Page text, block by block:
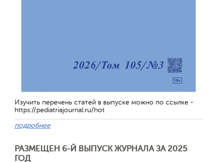
Изучить перечень статей в выпуске можно по ссылке -
https://pediatriajournal.ru/hot
подробнее
РАЗМЕЩЕН 6-Й ВЫПУСК ЖУРНАЛА ЗА 2025
ГОД